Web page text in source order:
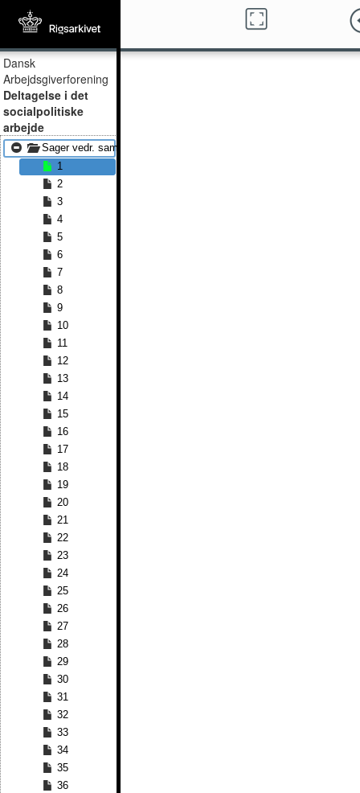
Dansk
Arbejdsgiverforening
Deltagelse i det
socialpolitiske
arbejde
Sager vedr. samfundshjælpen 1920
1
2
3
4
5
6
7
8
9
10
11
12
13
14
15
16
17
18
19
20
21
22
23
24
25
26
27
28
29
30
31
32
33
34
35
36